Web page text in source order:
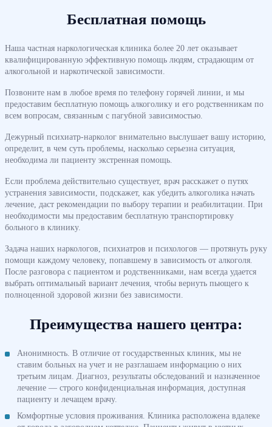
Бесплатная помощь
Наша частная наркологическая клиника более 20 лет оказывает
квалифицированную эффективную помощь людям, страдающим от
алкогольной и наркотической зависимости.
Позвоните нам в любое время по телефону горячей линии, и мы
предоставим бесплатную помощь алкоголику и его родственникам по
всем вопросам, связанным с пагубной зависимостью.
Дежурный психиатр-нарколог внимательно выслушает вашу историю,
определит, в чем суть проблемы, насколько серьезна ситуация,
необходима ли пациенту экстренная помощь.
Если проблема действительно существует, врач расскажет о путях
устранения зависимости, подскажет, как убедить алкоголика начать
лечение, даст рекомендации по выбору терапии и реабилитации. При
необходимости мы предоставим бесплатную транспортировку
больного в клинику.
Задача наших наркологов, психиатров и психологов — протянуть руку
помощи каждому человеку, попавшему в зависимость от алкоголя.
После разговора с пациентом и родственниками, нам всегда удается
выбрать оптимальный вариант лечения, чтобы вернуть пьющего к
полноценной здоровой жизни без зависимости.
Преимущества нашего центра:
Анонимность. В отличие от государственных клиник, мы не
ставим больных на учет и не разглашаем информацию о них
третьим лицам. Диагноз, результаты обследований и назначенное
лечение — строго конфиденциальная информация, доступная
пациенту и лечащем врачу.
Комфортные условия проживания. Клиника расположена вдалеке